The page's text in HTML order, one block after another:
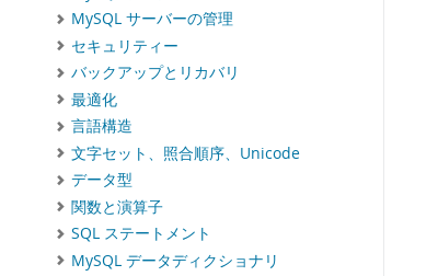
MySQL サーバーの管理
セキュリティー
バックアップとリカバリ
最適化
言語構造
文字セット、照合順序、Unicode
データ型
関数と演算子
SQL ステートメント
MySQL データディクショナリ